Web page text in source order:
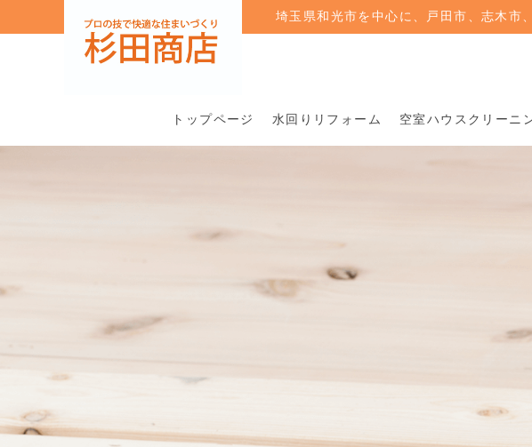
埼玉県和光市を中心に、戸田市、志木市
トップページ 水回りリフォーム 空室ハウスクリーニ